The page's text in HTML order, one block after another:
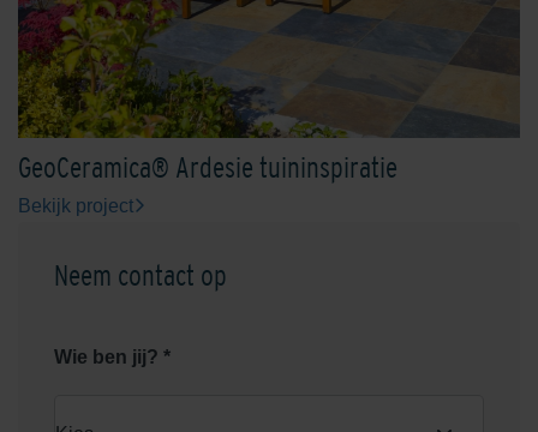
GeoCeramica® Ardesie tuininspiratie
Bekijk project
Neem contact op
Wie ben jij? *